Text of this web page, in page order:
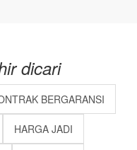
dicari
BERGARANSI
HARGA JADI